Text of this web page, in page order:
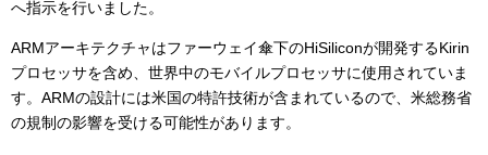
へ指示を行いました。
ARMアーキテクチャはファーウェイ傘下のHiSiliconが開発するKirin
プロセッサを含め、世界中のモバイルプロセッサに使用されていま
す。ARMの設計には米国の特許技術が含まれているので、米総務省
の規制の影響を受ける可能性があります。